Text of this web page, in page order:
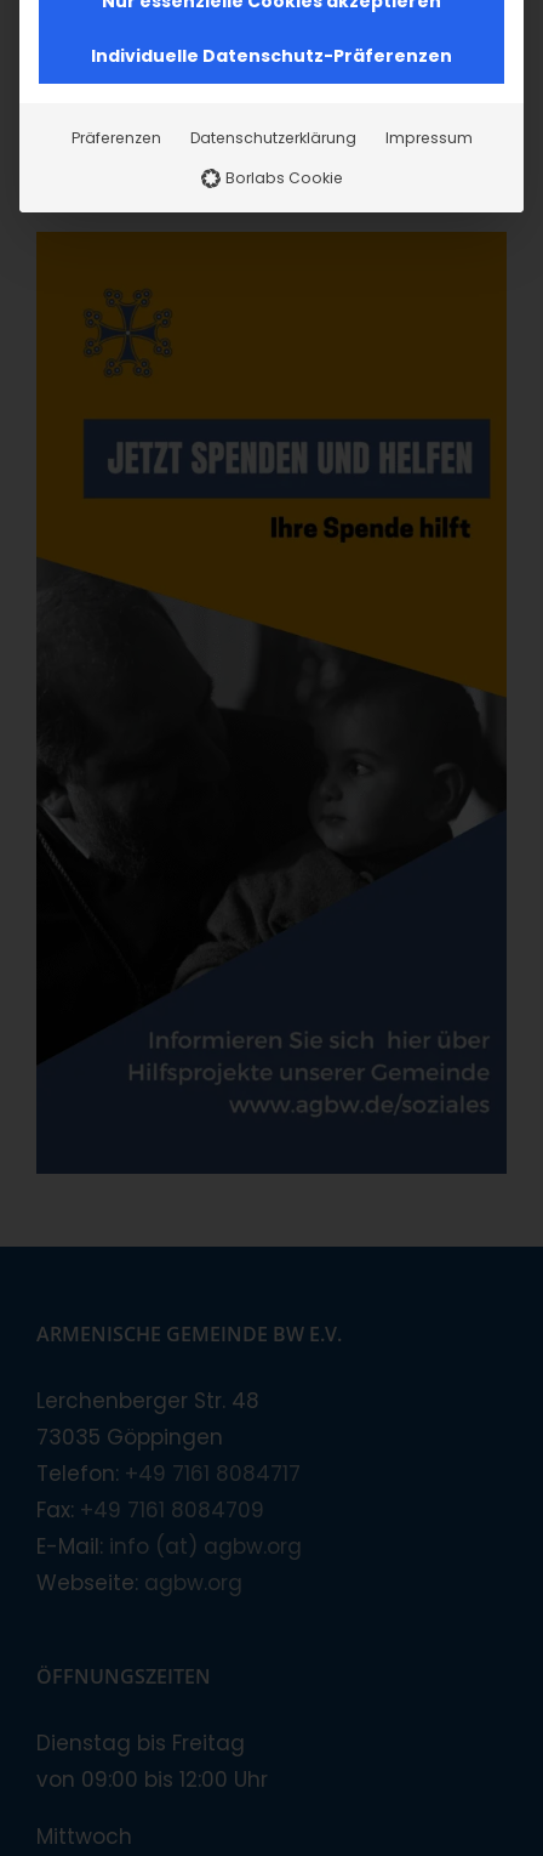
ARMENISCHE GEMEINDE BW E.V.
Lerchenberger Str. 48
73035 Göppingen
Telefon: +49 7161 8084717
Fax: +49 7161 8084709
E-Mail: info (at) agbw.org
Webseite: agbw.org
ÖFFNUNGSZEITEN
Dienstag bis Freitag
von 09:00 bis 12:00 Uhr
Mittwoch
Individuelle Datenschutz-Präferenzen
Präferenzen Datenschutzerklärung
Impressum
Borlabs Cookie